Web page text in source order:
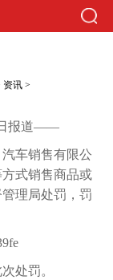
资讯 >
日报道——
车销售有限公
式销售商品或
理局处罚，罚
处罚。